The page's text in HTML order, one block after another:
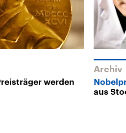
werden
Archiv
aus